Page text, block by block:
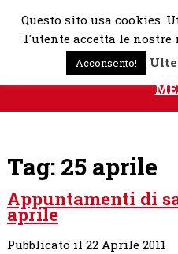
Skip
Tag: 25 aprile
Appuntamenti di
aprile
Pubblicato il 22 Aprile 2011
Questo sito usa cookies.
l'utente accetta le nostre
Acconsento!